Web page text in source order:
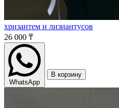
хризантем и лизиантусов
26 000 ₸
WhatsApp
В корзину